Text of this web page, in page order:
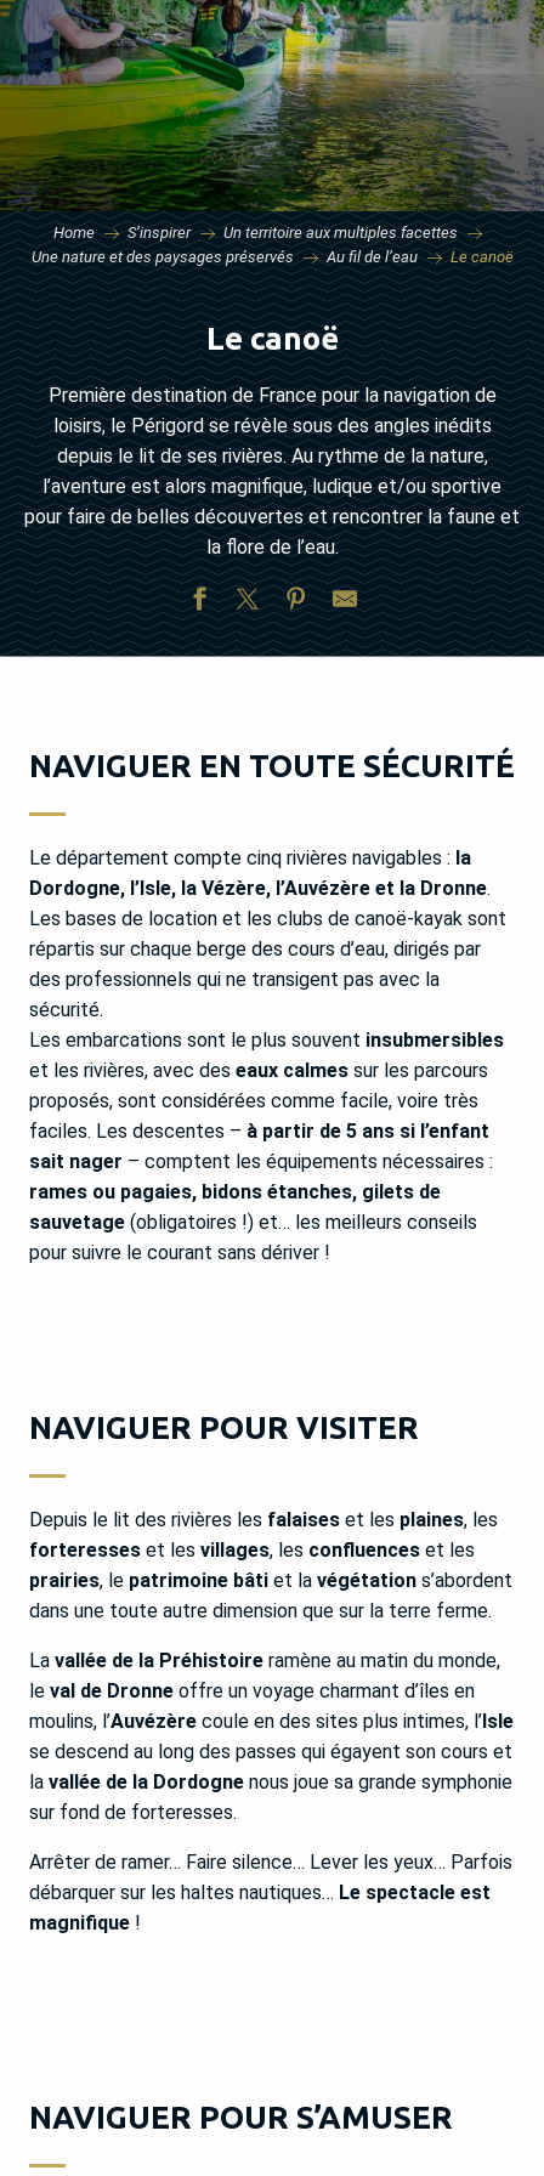
Home S’inspirer
Un territoire aux multiples facettes
Une nature et des paysages préservés
Au fil de l’eau Le canoë
Le canoë
Première destination de France pour la navigation de
loisirs, le Périgord se révèle sous des angles inédits
depuis le lit de ses rivières. Au rythme de la nature,
l’aventure est alors magnifique, ludique et/ou sportive
pour faire de belles découvertes et rencontrer la faune et
la flore de l’eau.
NAVIGUER EN TOUTE SÉCURITÉ
Le département compte cinq rivières navigables : la
Dordogne, l’Isle, la Vézère, l’Auvézère et la Dronne.
Les bases de location et les clubs de canoë-kayak sont
répartis sur chaque berge des cours d’eau, dirigés par
des professionnels qui ne transigent pas avec la
sécurité.
Les embarcations sont le plus souvent insubmersibles
et les rivières, avec des eaux calmes sur les parcours
proposés, sont considérées comme facile, voire très
faciles. Les descentes – à partir de 5 ans si l’enfant
sait nager – comptent les équipements nécessaires :
rames ou pagaies, bidons étanches, gilets de
sauvetage (obligatoires !) et… les meilleurs conseils
pour suivre le courant sans dériver !
NAVIGUER POUR VISITER
Depuis le lit des rivières les falaises et les plaines, les
forteresses et les villages, les confluences et les
prairies, le patrimoine bâti et la végétation s’abordent
dans une toute autre dimension que sur la terre ferme.
La vallée de la Préhistoire ramène au matin du monde,
le val de Dronne offre un voyage charmant d’îles en
moulins, l’Auvézère coule en des sites plus intimes, l’Isle
se descend au long des passes qui égayent son cours et
la vallée de la Dordogne nous joue sa grande symphonie
sur fond de forteresses.
Arrêter de ramer… Faire silence… Lever les yeux… Parfois
débarquer sur les haltes nautiques… Le spectacle est
magnifique !
NAVIGUER POUR S’AMUSER